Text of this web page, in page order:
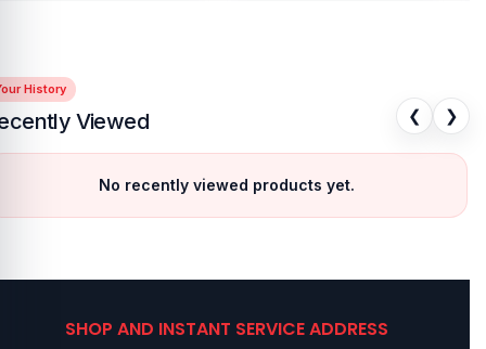
History
Viewed ❮ ❯
No recently viewed products yet.
SHOP AND INSTANT SERVICE ADDRESS